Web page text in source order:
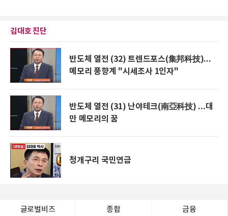
김대호 진단
반도체 열전 (32) 트렌드포스(集邦科技)...
메모리 풍향계 "시세조사 1인자"
반도체 열전 (31) 난야테크(南亞科技) ...대
만 메모리의 꿈
청개구리 국민연금
글로벌비즈 종합 금융